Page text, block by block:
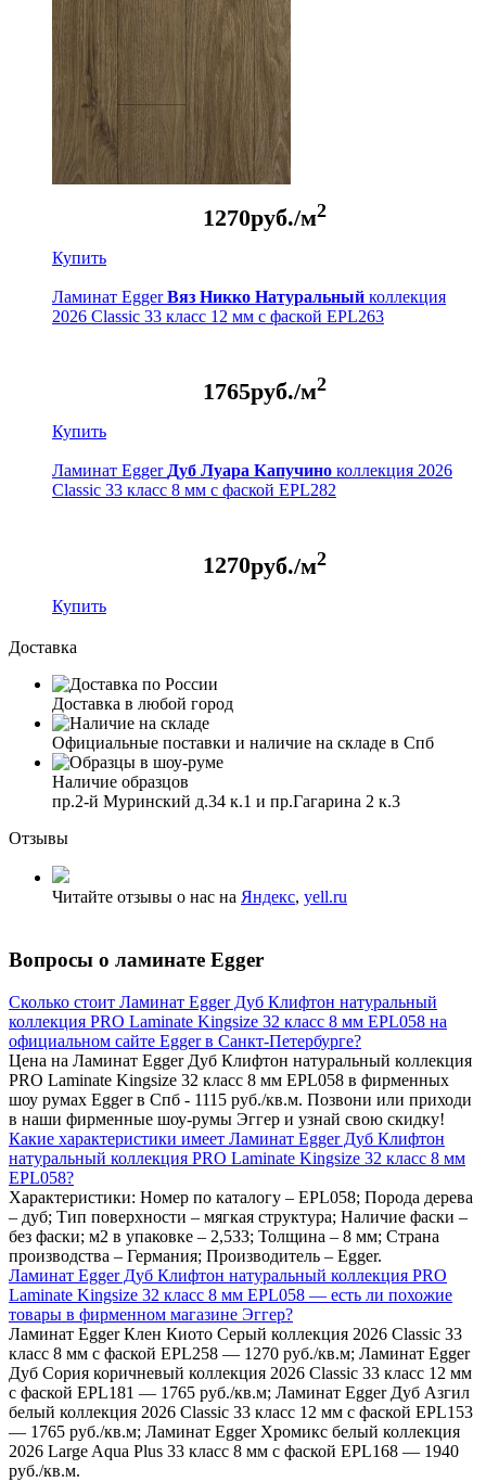
1270руб./м2
Купить
Ламинат EggerВяз Никко Натуральный коллекция
2026 Classic 33 класс 12 мм с фаской EPL263
1765руб./м2
Купить
Ламинат Egger Дуб Луара Капучино коллекция 2026
Classic 33 класс 8 мм с фаской EPL282
1270руб./м2
Купить
Доставка
Доставка в любой город
Официальные поставки и наличие на складе в Спб
Наличие образцов
пр.2-й Муринский д.34 к.1 и пр.Гагарина 2 к.3
Отзывы
Читайте отзывы о нас на Яндекс, yell.ru
Вопросы о ламинате Egger
Сколько стоит Ламинат Egger Дуб Клифтон натуральный
коллекция PRO Laminate Kingsize 32 класс 8 мм EPL058 на
официальном сайте Egger в Санкт-Петербурге?
Цена на Ламинат Egger Дуб Клифтон натуральный коллекция
PRO Laminate Kingsize 32 класс 8 мм EPL058 в фирменных
шоу румах Egger в Спб - 1115 руб./кв.м. Позвони или приходи
в наши фирменные шоу-румы Эггер и узнай свою скидку!
Какие характеристики имеет Ламинат Egger Дуб Клифтон
натуральный коллекция PRO Laminate Kingsize 32 класс 8 мм
EPL058?
Характеристики: Номер по каталогу – EPL058; Порода дерева
– дуб; Тип поверхности – мягкая структура; Наличие фаски –
без фаски; м2 в упаковке – 2,533; Толщина – 8 мм; Страна
производства – Германия; Производитель – Egger.
Ламинат Egger Дуб Клифтон натуральный коллекция PRO
Laminate Kingsize 32 класс 8 мм EPL058 — есть ли похожие
товары в фирменном магазине Эггер?
Ламинат Egger Клен Киото Серый коллекция 2026 Classic 33
класс 8 мм с фаской EPL258 — 1270 руб./кв.м; Ламинат Egger
Дуб Сория коричневый коллекция 2026 Classic 33 класс 12 мм
с фаской EPL181 — 1765 руб./кв.м; Ламинат Egger Дуб Азгил
белый коллекция 2026 Classic 33 класс 12 мм с фаской EPL153
— 1765 руб./кв.м; Ламинат Egger Хромикс белый коллекция
2026 Large Aqua Plus 33 класс 8 мм с фаской EPL168 — 1940
руб./кв.м.